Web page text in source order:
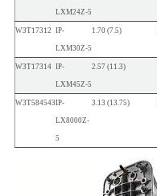
LXM24Z-5
W3T17312 IP-
LXM30Z-5
1.70 (7.5)
W3T17314 IP-
LXM45Z-5
2.57 (11.3)
W3T584543IP-
LX8000Z-
5
3.13 (13.75)